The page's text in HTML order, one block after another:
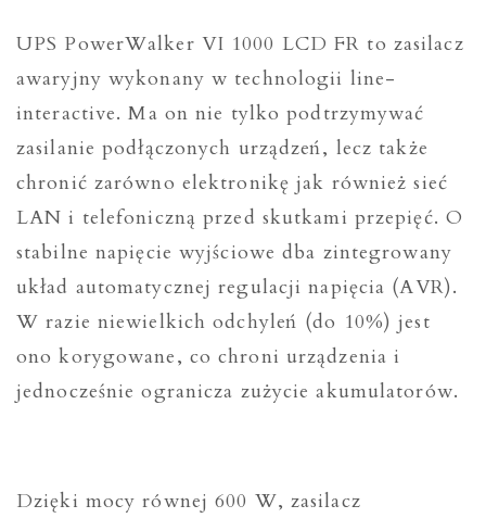
UPS PowerWalker VI 1000 LCD FR to zasilacz
awaryjny wykonany w technologii line-
interactive. Ma on nie tylko podtrzymywać
zasilanie podłączonych urządzeń, lecz także
chronić zarówno elektronikę jak również sieć
LAN i telefoniczną przed skutkami przepięć. O
stabilne napięcie wyjściowe dba zintegrowany
układ automatycznej regulacji napięcia (AVR).
W razie niewielkich odchyleń (do 10%) jest
ono korygowane, co chroni urządzenia i
jednocześnie ogranicza zużycie akumulatorów.
Dzięki mocy równej 600 W, zasilacz